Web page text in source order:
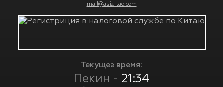
mail@asia-tao.com
Текущее время:
Пекин - 21:34